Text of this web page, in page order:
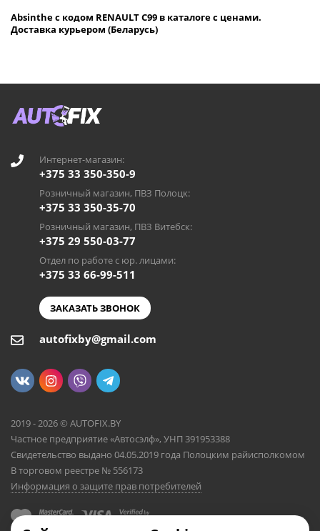
Absinthe с кодом RENAULT C99 в каталоге с ценами.
Доставка курьером (Беларусь)
Интернет-магазин:
+375 33 350-350-9
Розничный магазин, ПВЗ Полоцк:
+375 33 350-35-70
Розничный магазин, ПВЗ Витебск:
+375 29 550-03-77
Отдел по работе с юр. лицами:
+375 33 66-99-511
ЗАКАЗАТЬ ЗВОНОК
autofixby@gmail.com
2019 - 2026 © AUTOFIX.BY
Частное предприятие «Автосэлф», УНП 391953388
Свидетельство выдано 04.05.2019 года Полоцким райисполкомом
В торговом реестре № 556173
Информация о защите прав потребителей